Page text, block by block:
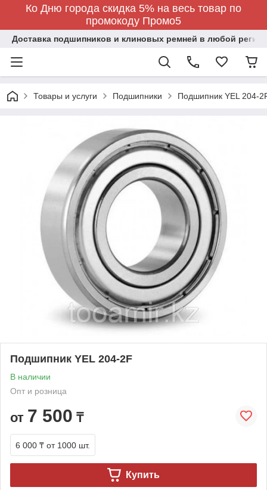
Ко Дню города скидка 5% на весь товар по
промокоду Промо5
Доставка подшипников и клиновых ремней в любой регион
Товары и услуги Подшипники Подшипник YEL 204-
Подшипник YEL 204-2F
В наличии
Опт и розница
от 7 500 ₸
6 000 ₸ от 1000 шт.
Купить